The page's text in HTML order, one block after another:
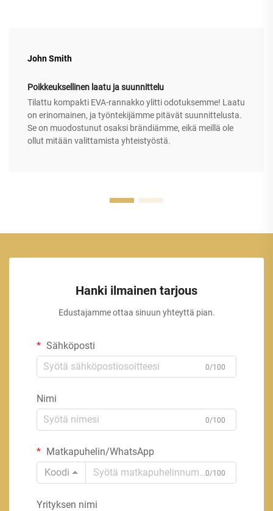
John Smith
Poikkeuksellinen laatu ja suunnittelu
Tilattu kompakti EVA-rannakko ylitti odotuksemme! Laatu
on erinomainen, ja työntekijämme pitävät suunnittelusta.
Se on muodostunut osaksi brändiämme, eikä meillä ole
ollut mitään valittamista yhteistyöstä.
Hanki ilmainen tarjous
Edustajamme ottaa sinuun yhteyttä pian.
Sähköposti
0/100
Nimi
0/100
Matkapuhelin/WhatsApp
Koodi
0/100
Yrityksen nimi